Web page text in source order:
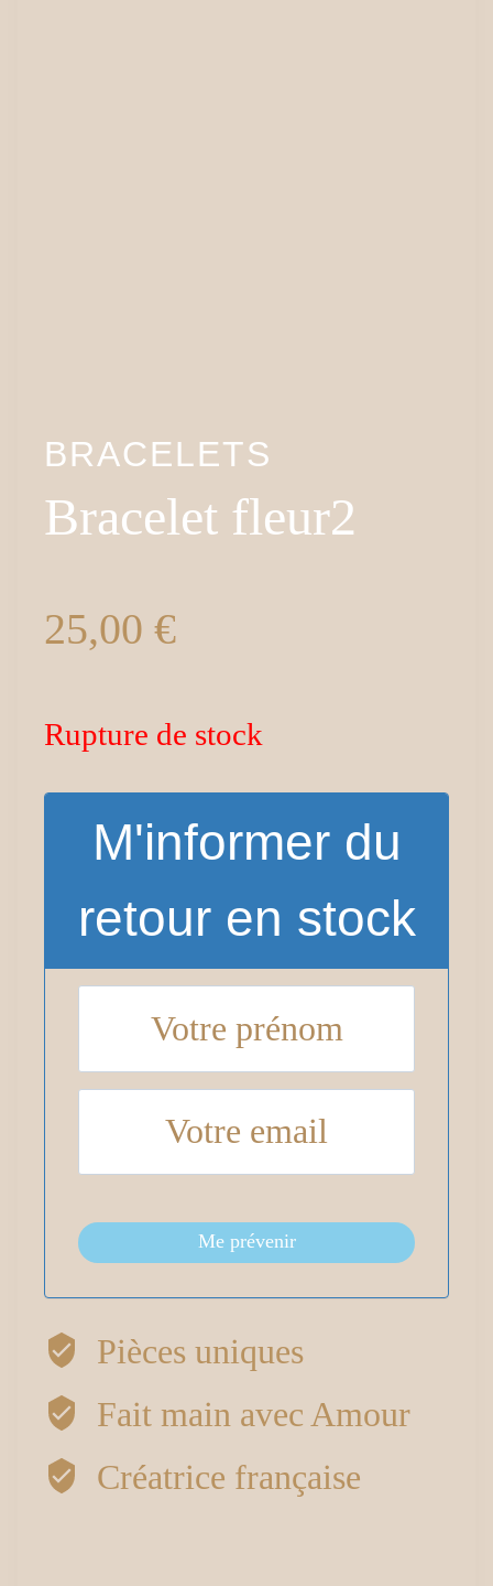
BRACELETS
Bracelet fleur2
25,00 €
Rupture de stock
M'informer du
retour en stock
Me prévenir
Pièces uniques
Fait main avec Amour
Créatrice française